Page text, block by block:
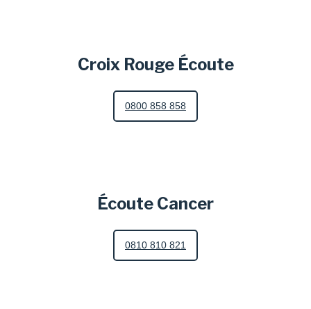
Croix Rouge Écoute
0800 858 858
Écoute Cancer
0810 810 821